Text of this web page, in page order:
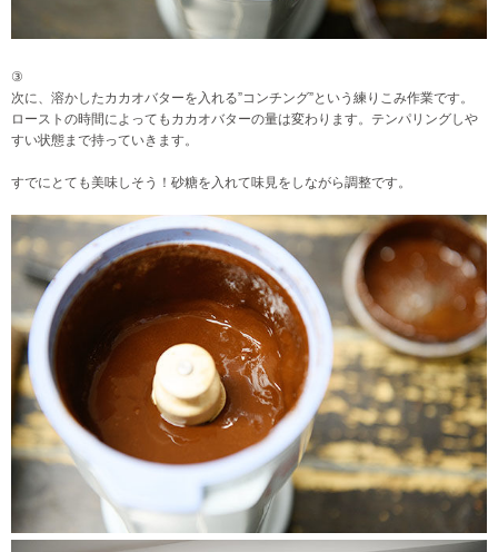
③
次に、溶かしたカカオバターを入れる”コンチング”という練りこみ作業です。
ローストの時間によってもカカオバターの量は変わります。テンパリングしや
すい状態まで持っていきます。
すでにとても美味しそう！砂糖を入れて味見をしながら調整です。